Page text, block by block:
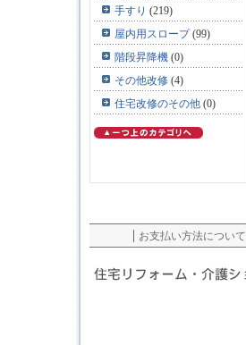
手すり (219)
屋内用スロープ(99)
階段昇降機 (0)
その他改修 (4)
住宅改修のその他 (0)
お支払い方法について